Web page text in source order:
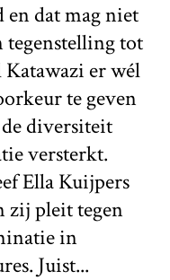
en dat mag niet
tegenstelling tot
er wél
te geven
diversiteit
versterkt.
Ella Kuijpers
zij pleit tegen
in
Juist...